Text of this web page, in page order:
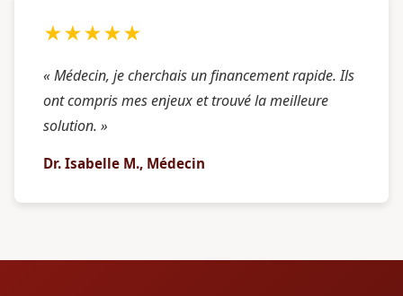
★★★★★
« Médecin, je cherchais un financement rapide. Ils
ont compris mes enjeux et trouvé la meilleure
solution. »
Dr. Isabelle M., Médecin